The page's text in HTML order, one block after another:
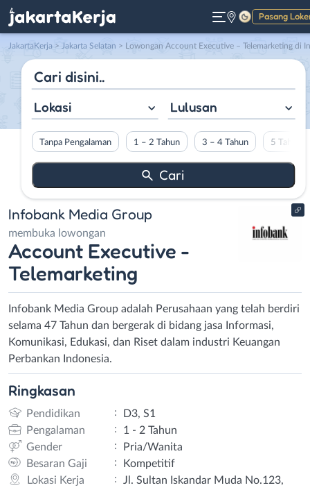
Pasang
Gelap
JakartaKerja > Jakarta Selatan > Lowongan Account Executive – Telemarketing di Infobank Media Group
Lokasi Lulusan
Tanpa Pengalaman 1 – 2 Tahun 3 – 4 Tahun 5 Tahun
Infobank Media Group
membuka lowongan
Account Executive -
Telemarketing
Infobank Media Group adalah Perusahaan yang telah berdiri
selama 47 Tahun dan bergerak di bidang jasa Informasi,
Komunikasi, Edukasi, dan Riset dalam industri Keuangan
Perbankan Indonesia.
Ringkasan
Pendidikan :
D3, S1
Pengalaman
:
1 - 2 Tahun
Gender
:
Pria/Wanita
Besaran Gaji
:
Kompetitif
Lokasi Kerja
:
Jl. Sultan Iskandar Muda No.123,